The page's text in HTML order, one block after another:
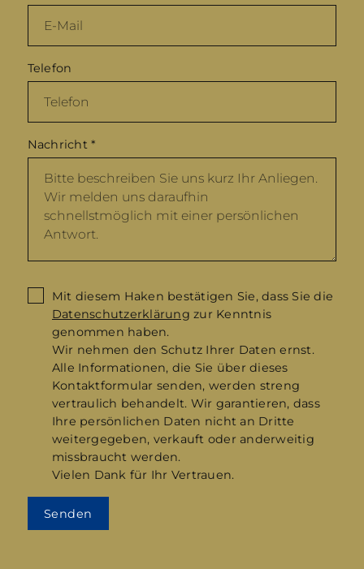
Telefon
Nachricht*
Mit diesem Haken bestätigen Sie, dass Sie die
Datenschutzerklärung zur Kenntnis
genommen haben.
Wir nehmen den Schutz Ihrer Daten ernst.
Alle Informationen, die Sie über dieses
Kontaktformular senden, werden streng
vertraulich behandelt. Wir garantieren, dass
Ihre persönlichen Daten nicht an Dritte
weitergegeben, verkauft oder anderweitig
missbraucht werden.
Vielen Dank für Ihr Vertrauen.
Senden